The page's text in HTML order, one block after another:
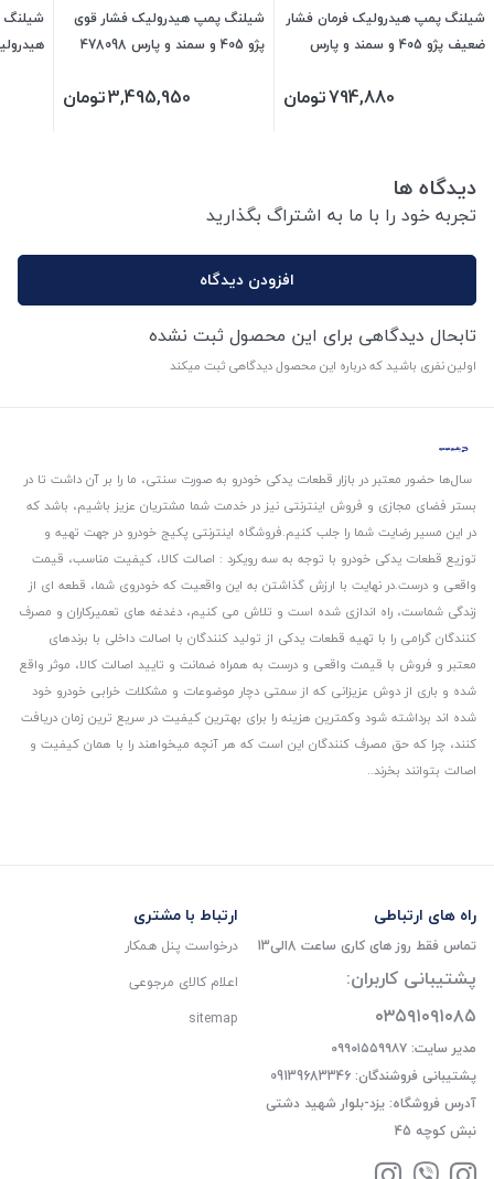
شیلنگ پمپ هیدرولیک فرمان فشار
ضعیف پژو 405 و سمند و پارس
794,880تومان
شیلنگ پمپ هیدرولیک فشار قوی
پژو 405 و سمند و پارس 478098
3,495,950تومان
دیدگاه ها
تجربه خود را با ما به اشتراگ بگذارید
افزودن دیدگاه
تابحال دیدگاهی برای این محصول ثبت نشده
اولین نفری باشید که درباره این محصول دیدگاهی ثبت میکند
سال‌ها حضور معتبر در بازار قطعات یدکی خودرو به صورت سنتی، ما را بر آن داشت تا در
بستر فضای مجازی و فروش اینترنتی نیز در خدمت شما مشتریان عزیز باشیم، باشد که
در این مسیر رضایت شما را جلب کنیم.فروشگاه اینترنتی پکیج خودرو در جهت تهیه و
توزیع قطعات یدکی خودرو با توجه به سه رویکرد : اصالت کالا، کیفیت مناسب، قیمت
واقعی و درست.در نهایت با ارزش گذاشتن به این واقعیت که خودروی شما، قطعه ای از
زندگی شماست، راه اندازی شده است و تلاش می کنیم، دغدغه های تعمیرکاران و مصرف
کنندگان گرامی را با تهیه قطعات یدکی از تولید کنندگان با اصالت داخلی با برندهای
معتبر و فروش با قیمت واقعی و درست به همراه ضمانت و تایید اصالت کالا، موثر واقع
شده و باری از دوش عزیزانی که از سمتی دچار موضوعات و مشکلات خرابی خودرو خود
شده اند برداشته شود و‌کمترین هزینه را برای بهترین کیفیت در سریع ترین زمان دریافت
کنند، چرا که حق مصرف کنندگان این است که هر آنچه میخواهند را با همان کیفیت و
اصالت بتوانند بخرند..
راه های ارتباطی
تماس فقط روز های کاری ساعت 8الی13
پشتیبانی کاربران:
۰۳۵۹۱۰۹۱۰۸۵
مدیر سایت: ۰۹۹۰۱۵۵۹۹۸۷
پشتیبانی فروشندگان: 09139683346
آدرس فروشگاه: یزد-بلوار شهید دشتی
نبش کوچه 45
ارتباط با مشتری
درخواست پنل همکار
اعلام کالای مرجوعی
sitemap